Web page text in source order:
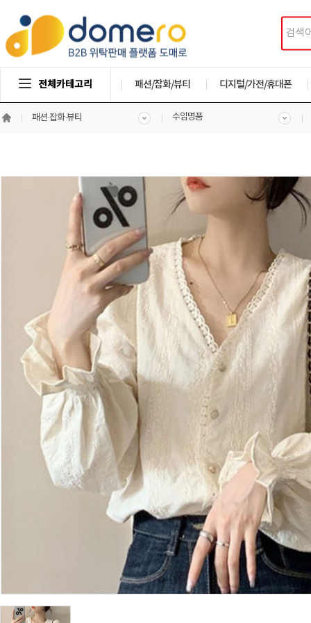
전체카테고리 패션/잡화/뷰티 디지털/가전/휴대폰
패션·잡화·뷰티 수입명품